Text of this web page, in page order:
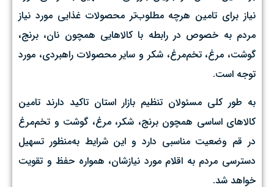
نیاز برای تامین هرچه مطلوب‌تر محصولات غذایی مورد نیاز
مردم به خصوص در رابطه با کالاهایی همچون نان، برنج،
گوشت، مرغ، تخم‌مرغ، شکر و سایر محصولات راهبردی، مورد
توجه است.
به طور کلی مسئولان تنظیم بازار استان تاکید دارند تامین
کالاهای اساسی همچون برنج، شکر، مرغ، گوشت و تخم‌مرغ
در قم وضعیت مناسبی دارد و این شرایط به‌منظور تسهیل
دسترسی مردم به اقلام مورد نیازشان، همواره حفظ و تقویت
خواهد شد.